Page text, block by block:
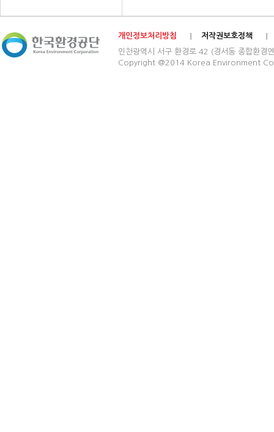
개인정보처리방침
저작권보호정책
인천광역시 서구 환경로 42 (경서동 종합
Copyright @2014 Korea Environment